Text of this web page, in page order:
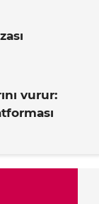
vurur: